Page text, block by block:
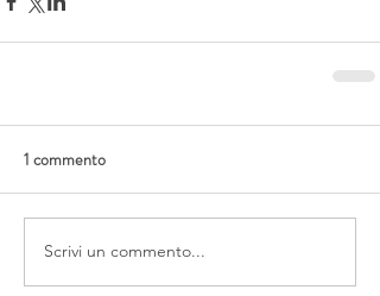
1 commento
Scrivi un commento...